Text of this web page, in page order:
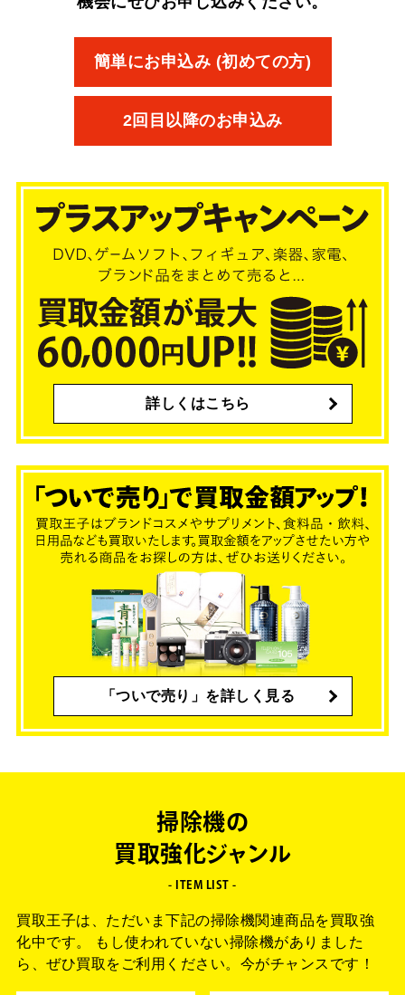
簡単にお申込み (初めての方)
2回目以降のお申込み
詳しくはこちら
「ついで売り」を詳しく見る
掃除機の
買取強化ジャンル
- ITEM LIST -
買取王子は、ただいま下記の掃除機関連商品を買取強
化中です。
もし使われていない掃除機がありました
ら、 ぜひ買取をご利用ください。今がチャンスです！